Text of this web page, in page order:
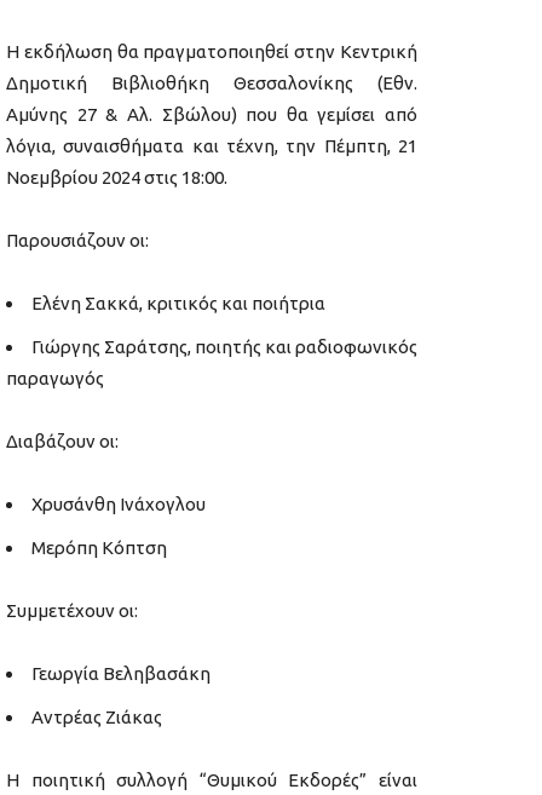
Η εκδήλωση θα πραγματοποιηθεί στην Κεντρική
Δημοτική Βιβλιοθήκη Θεσσαλονίκης (Εθν.
Αμύνης 27 & Αλ. Σβώλου) που θα γεμίσει από
λόγια, συναισθήματα και τέχνη, την Πέμπτη, 21
Νοεμβρίου 2024 στις 18:00.
Παρουσιάζουν οι:
Ελένη Σακκά, κριτικός και ποιήτρια
Γιώργης Σαράτσης, ποιητής και ραδιοφωνικός
παραγωγός
Διαβάζουν οι:
Χρυσάνθη Ινάχογλου
Μερόπη Κόπτση
Συμμετέχουν οι:
Γεωργία Βεληβασάκη
Αντρέας Ζιάκας
Η ποιητική συλλογή “Θυμικού Εκδορές” είναι